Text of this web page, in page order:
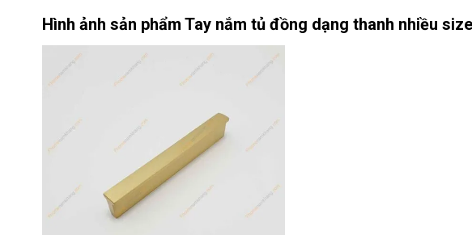
Hình ảnh sản phẩm Tay nắm tủ đồng dạng thanh nhiều
Hướng dẫn
Th3 Th3